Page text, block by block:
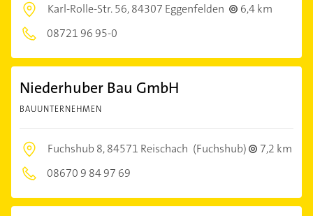
Karl-Rolle-Str. 56,84307 Eggenfelden
6,4 km
08721 96 95-0
Niederhuber Bau GmbH
BAUUNTERNEHMEN
Fuchshub 8,84571 Reischach (Fuchshub)
7,2 km
08670 9 84 97 69